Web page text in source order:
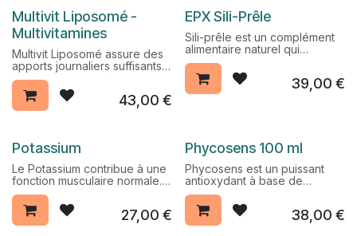
Pack Promo %
Multivit Liposomé -
Multivitamines
Multivit Liposomé assure des
apports journaliers suffisants
afin de contribuer à éviter les
éventuels manques. Ce
complexe soutient l’ensemble
du métabolisme et concourt à
d’énergie optimum.
43,00 €
EPX Sili-Prêle
Sili-prêle est un complément
alimentaire naturel qui
prévient la dégénérescence
articulaires et la cassure des
ongles.
39,00 €
Potassium
Le Potassium contribue à une
fonction musculaire normale.
Associé au Magnésium, il est
aussi un régulateur cardiaque.
27,00 €
​​Phycosens 100 ml
Phycosens est un puissant
antioxydant à base de
phycocyanine, extraite de la
spiruline. Elle est également
détoxifiante, régulatrice du
taux de cholestérol et
38,00 €